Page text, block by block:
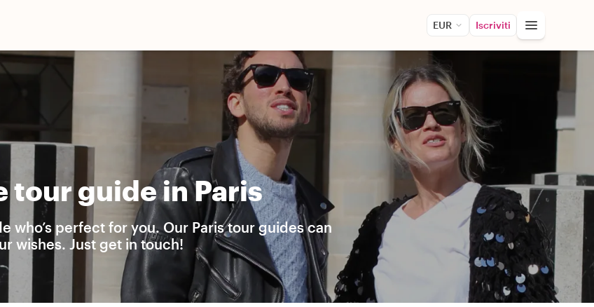
EUR Iscriviti
tour guide in Paris
who’s perfect for you. Our Paris tour guides can
wishes. Just get in touch!